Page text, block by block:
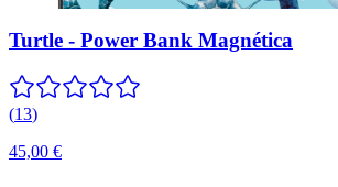
Turtle - Power Bank Magnética
(13)
45,00 €